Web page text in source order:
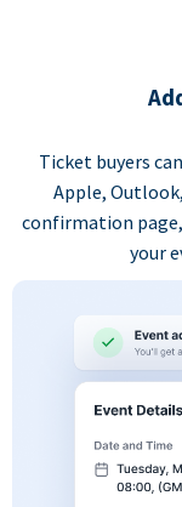
Ticket buyers
Apple,
confirmation
your